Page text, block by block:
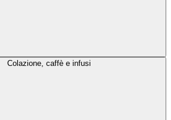
Colazione, caffè e infusi